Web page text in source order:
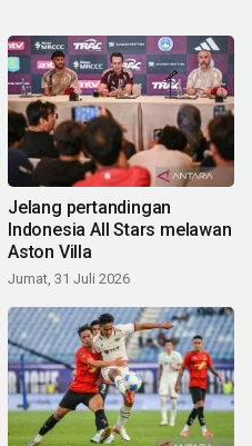
Jelang pertandingan
Indonesia All Stars melawan
Aston Villa
Jumat, 31 Juli 2026